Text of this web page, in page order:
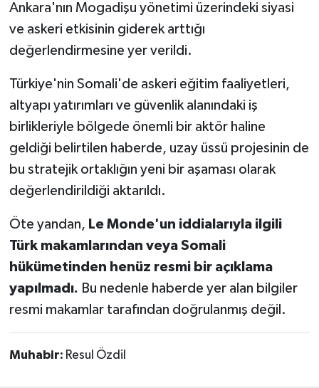
Ankara'nın Mogadişu yönetimi üzerindeki siyasi
ve askeri etkisinin giderek arttığı
değerlendirmesine yer verildi.
Türkiye'nin Somali'de askeri eğitim faaliyetleri,
altyapı yatırımları ve güvenlik alanındaki iş
birlikleriyle bölgede önemli bir aktör haline
geldiği belirtilen haberde, uzay üssü projesinin de
bu stratejik ortaklığın yeni bir aşaması olarak
değerlendirildiği aktarıldı.
Öte yandan, Le Monde'un iddialarıyla ilgili
Türk makamlarından veya Somali
hükümetinden henüz resmi bir açıklama
yapılmadı. Bu nedenle haberde yer alan bilgiler
resmi makamlar tarafından doğrulanmış değil.
Muhabir: Resul Özdil